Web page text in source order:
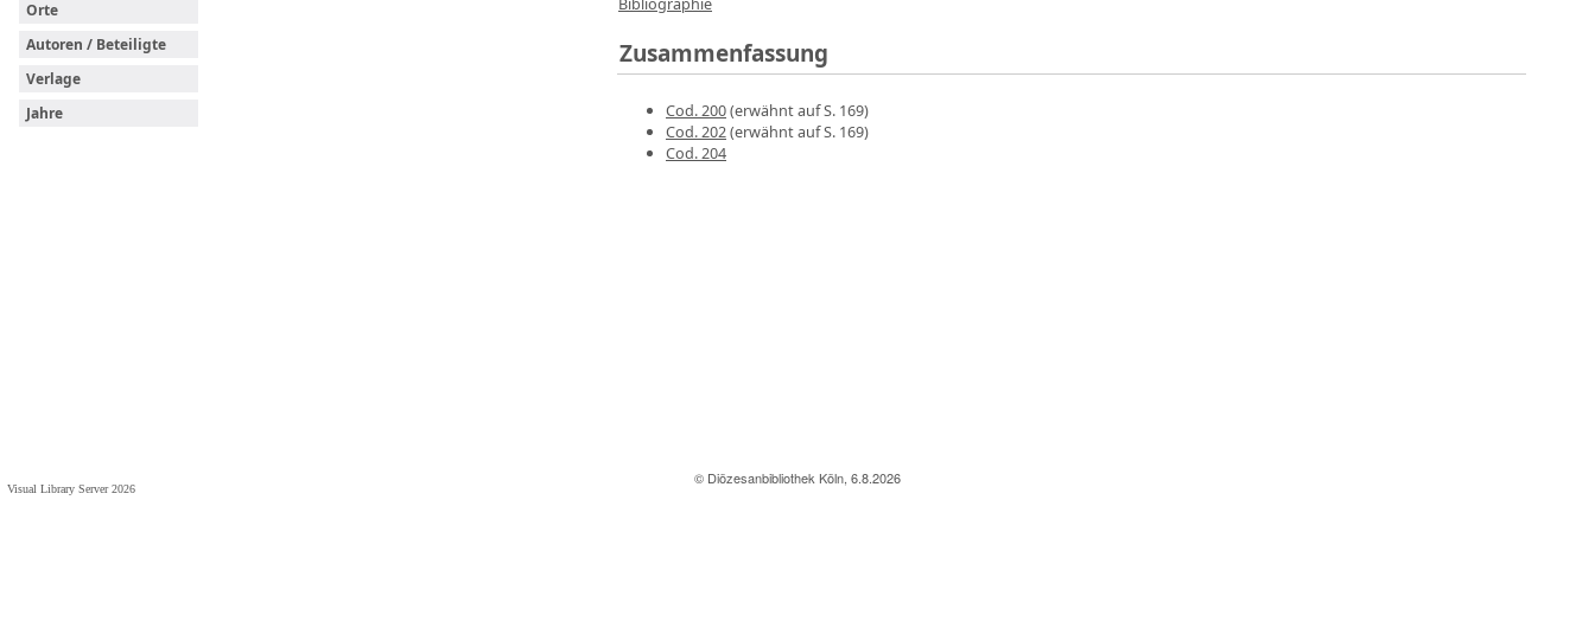
© Diözesanbibliothek Köln, 6.8.2026
Visual Library Server 2026
Orte
Autoren / Beteiligte
Verlage
Jahre
Zusammenfassung
Cod. 200(erwähnt auf S. 169)
Cod. 202(erwähnt auf S. 169)
Cod. 204